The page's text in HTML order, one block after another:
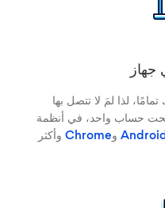
جهاز
لذا لمَ لا تتصل بها
توصيل حتى 5 أجهزة تحت حساب واحد، في أنظمة
Android وChrome وأكثر